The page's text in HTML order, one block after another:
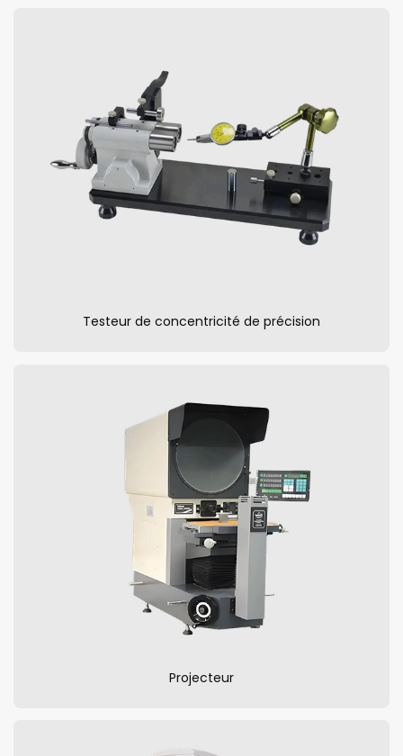
Testeur de concentricité de précision
Projecteur